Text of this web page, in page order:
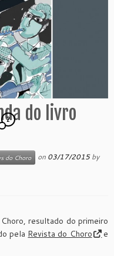
do livro
2
do Choro on 03/17/2015 by
resultado do primeiro
pela Revista do Choro
e